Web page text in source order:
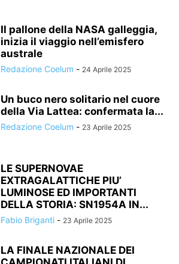
Il pallone della NASA galleggia,
inizia il viaggio nell’emisfero
australe
Redazione Coelum - 24 Aprile 2025
Un buco nero solitario nel cuore
della Via Lattea: confermata la...
Redazione Coelum - 23 Aprile 2025
LE SUPERNOVAE
EXTRAGALATTICHE PIU’
LUMINOSE ED IMPORTANTI
DELLA STORIA: SN1954A IN...
Fabio Briganti - 23 Aprile 2025
LA FINALE NAZIONALE DEI